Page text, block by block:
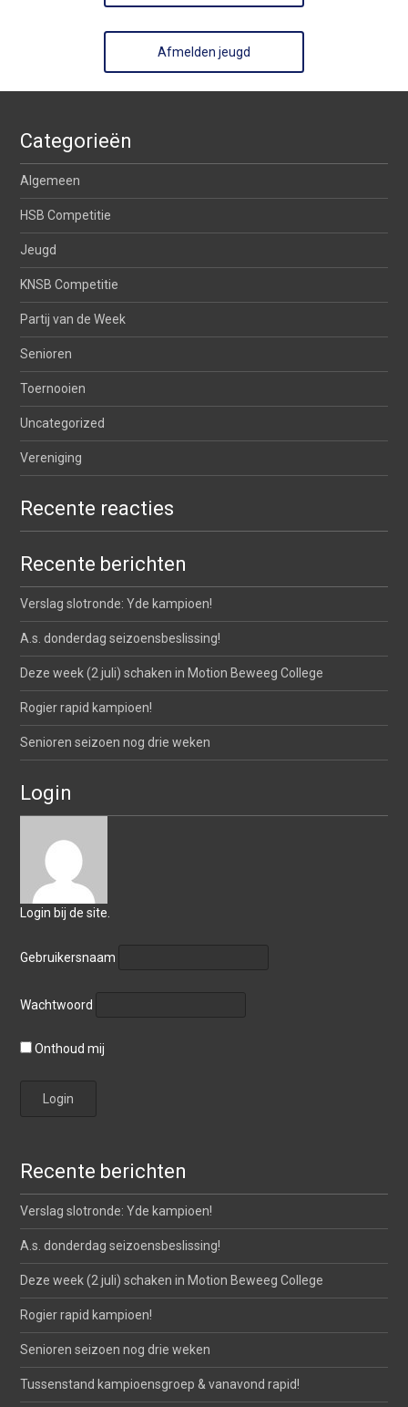
Afmelden jeugd
Categorieën
Algemeen
HSB Competitie
Jeugd
KNSB Competitie
Partij van de Week
Senioren
Toernooien
Uncategorized
Vereniging
Recente reacties
Recente berichten
Verslag slotronde: Yde kampioen!
A.s. donderdag seizoensbeslissing!
Deze week (2 juli) schaken in Motion Beweeg College
Rogier rapid kampioen!
Senioren seizoen nog drie weken
Login
Login bij de site.
Gebruikersnaam
Wachtwoord
Onthoud mij
Recente berichten
Verslag slotronde: Yde kampioen!
A.s. donderdag seizoensbeslissing!
Deze week (2 juli) schaken in Motion Beweeg College
Rogier rapid kampioen!
Senioren seizoen nog drie weken
Tussenstand kampioensgroep & vanavond rapid!